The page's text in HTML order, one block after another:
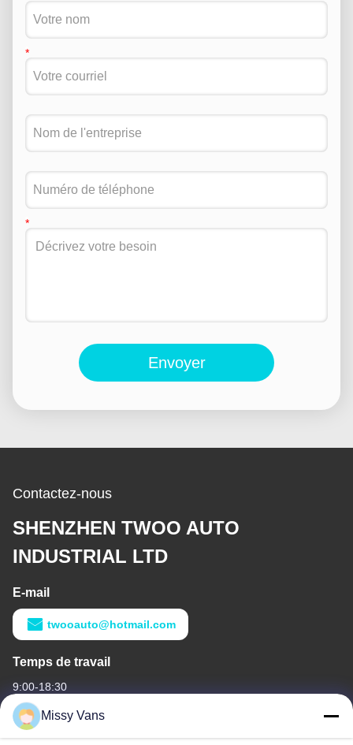
Envoyer
Contactez-nous
SHENZHEN TWOO AUTO
INDUSTRIAL LTD
E-mail
twooauto@hotmail.com
Temps de travail
9:00-18:30
Notre adresse
Missy Vans